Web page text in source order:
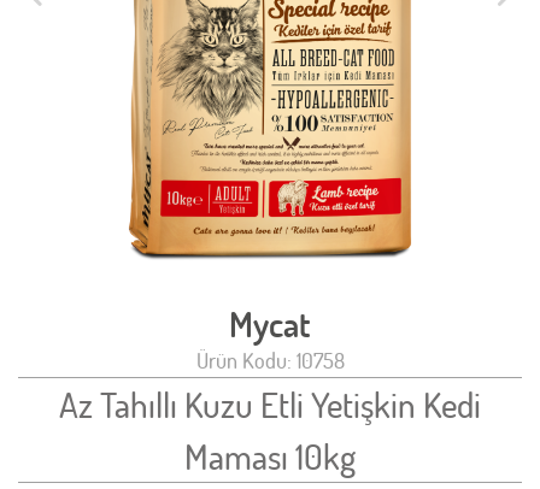
Mycat
Ürün Kodu: 10758
Az Tahıllı Kuzu Etli Yetişkin Kedi
Maması 10kg